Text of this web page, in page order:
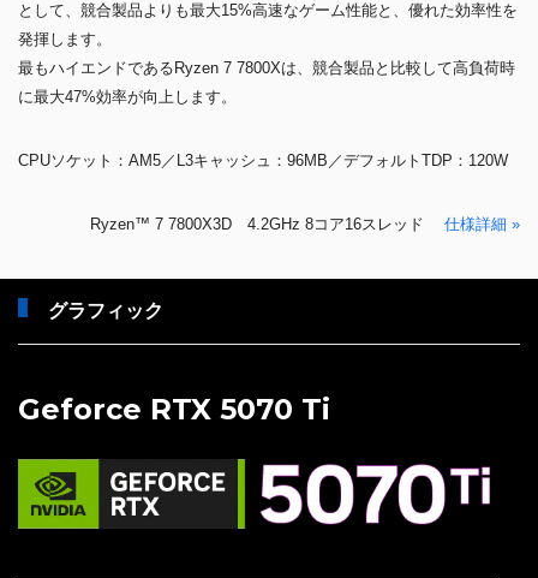
として、競合製品よりも最大15%高速なゲーム性能と、優れた効率性を
発揮します。
最もハイエンドであるRyzen 7 7800Xは、競合製品と比較して高負荷時
に最大47%効率が向上します。
CPUソケット：AM5／L3キャッシュ：96MB／デフォルトTDP：120W
Ryzen™ 7 7800X3D 4.2GHz 8コア16スレッド 仕様詳細 »
グラフィック
Geforce RTX 5070 Ti